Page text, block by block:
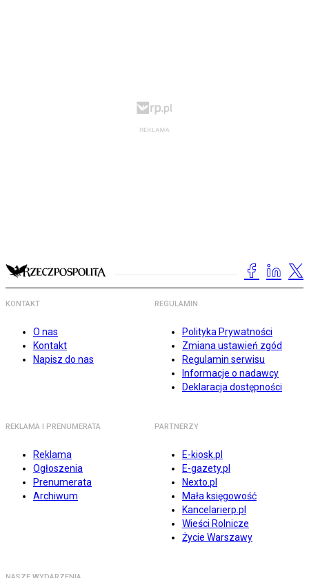
KONTAKT
O nas
Kontakt
Napisz do nas
REGULAMIN
Polityka Prywatności
Zmiana ustawień zgód
Regulamin serwisu
Informacje o nadawcy
Deklaracja dostępności
REKLAMA I PRENUMERATA
Reklama
Ogłoszenia
Prenumerata
Archiwum
PARTNERZY
E-kiosk.pl
E-gazety.pl
Nexto.pl
Mała księgowość
Kancelarierp.pl
Wieści Rolnicze
Życie Warszawy